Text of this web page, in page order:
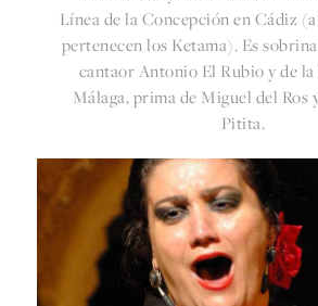
Línea de la Concepción en Cádiz
pertenecen los Ketama). Es
cantaor Antonio El Rubio y de la
Málaga, prima de Miguel del Ros
Pitita.